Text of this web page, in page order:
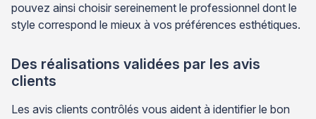
pouvez ainsi choisir sereinement le professionnel dont le
style correspond le mieux à vos préférences esthétiques.
Des réalisations validées par les avis
clients
Les avis clients contrôlés vous aident à identifier le bon